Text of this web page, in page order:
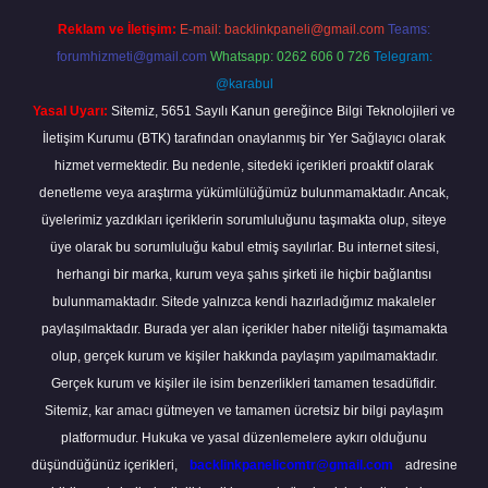
Reklam ve İletişim: E-mail: backlinkpaneli@gmail.com Teams:
forumhizmeti@gmail.com Whatsapp: 0262 606 0 726 Telegram:
@karabul
Yasal Uyarı: Sitemiz, 5651 Sayılı Kanun gereğince Bilgi Teknolojileri ve
İletişim Kurumu (BTK) tarafından onaylanmış bir Yer Sağlayıcı olarak
hizmet vermektedir. Bu nedenle, sitedeki içerikleri proaktif olarak
denetleme veya araştırma yükümlülüğümüz bulunmamaktadır. Ancak,
üyelerimiz yazdıkları içeriklerin sorumluluğunu taşımakta olup, siteye
üye olarak bu sorumluluğu kabul etmiş sayılırlar. Bu internet sitesi,
herhangi bir marka, kurum veya şahıs şirketi ile hiçbir bağlantısı
bulunmamaktadır. Sitede yalnızca kendi hazırladığımız makaleler
paylaşılmaktadır. Burada yer alan içerikler haber niteliği taşımamakta
olup, gerçek kurum ve kişiler hakkında paylaşım yapılmamaktadır.
Gerçek kurum ve kişiler ile isim benzerlikleri tamamen tesadüfidir.
Sitemiz, kar amacı gütmeyen ve tamamen ücretsiz bir bilgi paylaşım
platformudur. Hukuka ve yasal düzenlemelere aykırı olduğunu
düşündüğünüz içerikleri,
backlinkpanelicomtr@gmail.com
adresine